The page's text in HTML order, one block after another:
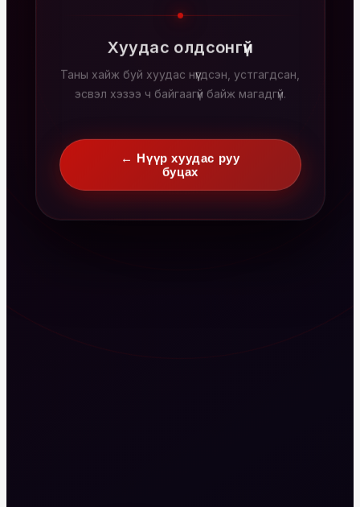
Хуудас олдсонгүй
Таны хайж буй хуудас нүүгдсэн, устгагдсан,
эсвэл хэзээ ч байгаагүй байж магадгүй.
← Нүүр хуудас руу
буцах